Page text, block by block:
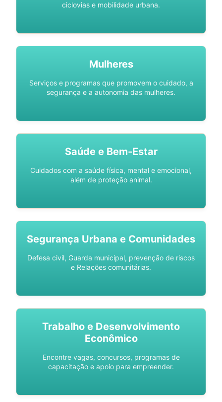
ciclovias e mobilidade urbana.
Mulheres
Serviços e programas que promovem o cuidado, a
segurança e a autonomia das mulheres.
Saúde e Bem-Estar
Cuidados com a saúde física, mental e emocional,
além de proteção animal.
Segurança Urbana e Comunidades
Defesa civil, Guarda municipal, prevenção de riscos
e Relações comunitárias.
Trabalho e Desenvolvimento
Econômico
Encontre vagas, concursos, programas de
capacitação e apoio para empreender.